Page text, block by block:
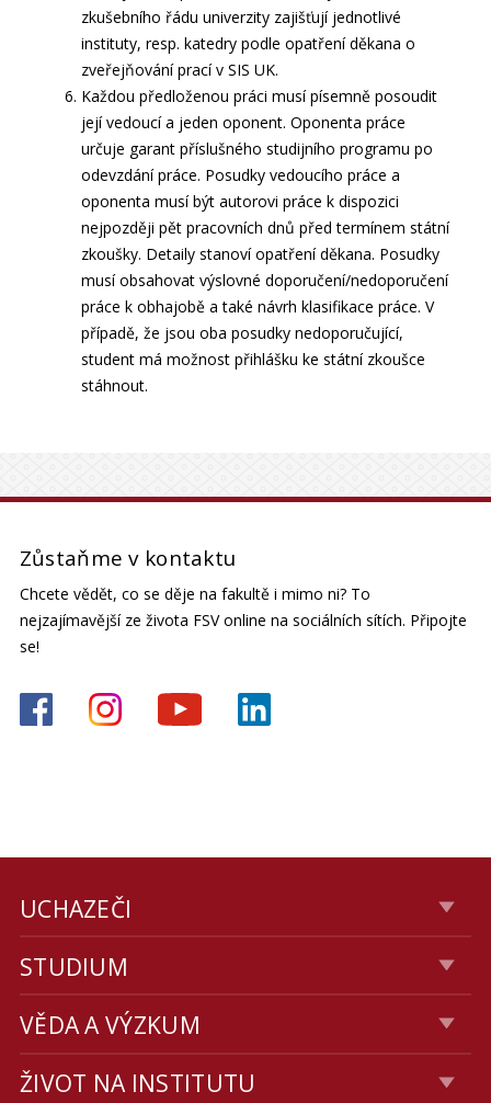
zkušebního řádu univerzity zajišťují jednotlivé
instituty, resp. katedry podle opatření děkana o
zveřejňování prací v SIS UK.
Každou předloženou práci musí písemně posoudit
její vedoucí a jeden oponent. Oponenta práce
určuje garant příslušného studijního programu po
odevzdání práce. Posudky vedoucího práce a
oponenta musí být autorovi práce k dispozici
nejpozději pět pracovních dnů před termínem státní
zkoušky. Detaily stanoví opatření děkana. Posudky
musí obsahovat výslovné doporučení/nedoporučení
práce k obhajobě a také návrh klasifikace práce. V
případě, že jsou oba posudky nedoporučující,
student má možnost přihlášku ke státní zkoušce
stáhnout.
Zůstaňme v kontaktu
Chcete vědět, co se děje na fakultě i mimo ni? To
nejzajímavější ze života FSV online na sociálních sítích. Připojte
se!
UCHAZEČI
STUDIUM
VĚDA A VÝZKUM
ŽIVOT NA INSTITUTU